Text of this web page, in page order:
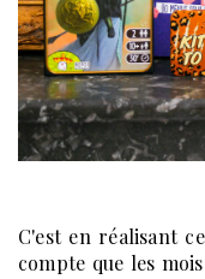
C'est en réalisant
compte que les